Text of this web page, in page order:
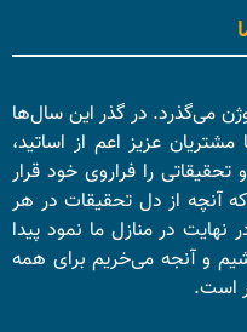
می‌گذرد. در گذر این سال‌ها
عزیز اعم از اساتید،
را فراروی خود قرار
آنچه از دل تحقیقات در هر
در منازل ما نمود پیدا
و آنجه می‌خریم برای همه
است.